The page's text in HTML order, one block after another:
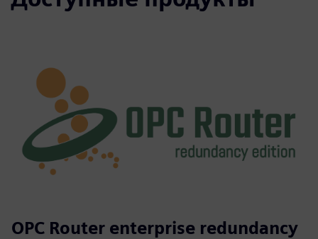
OPC Router enterprise redundancy